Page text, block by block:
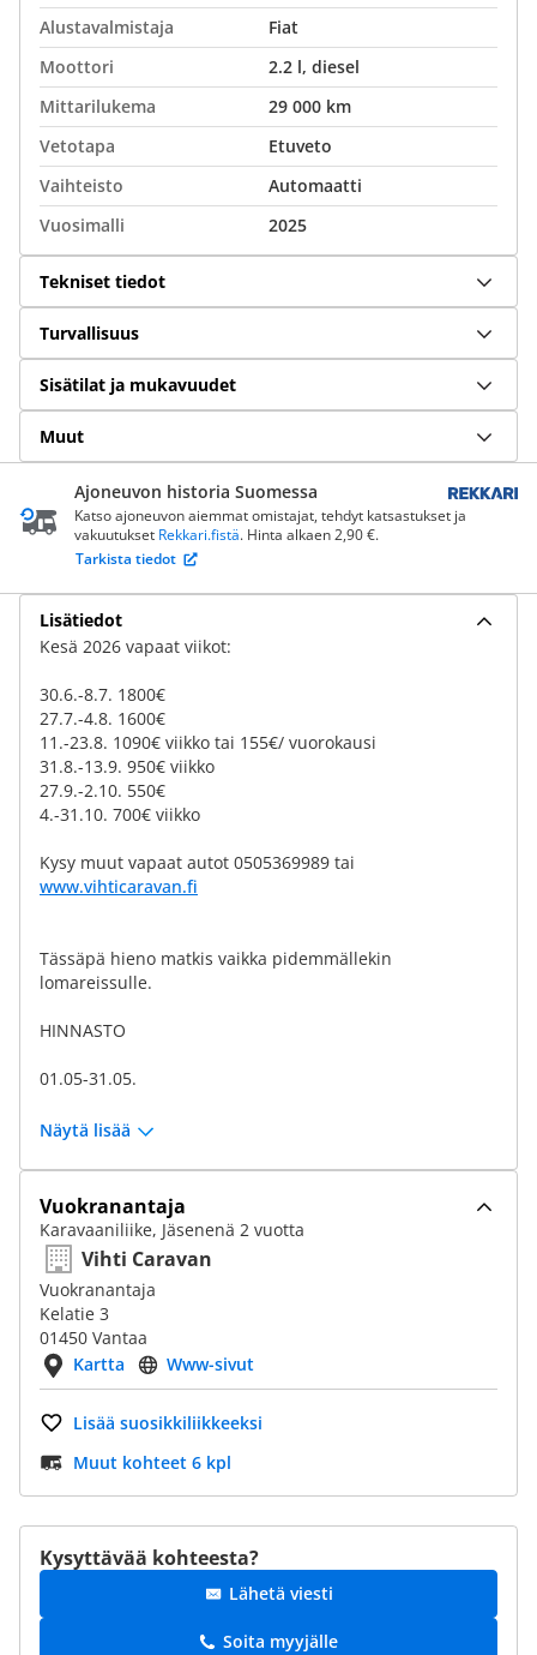
Alustavalmistaja
Fiat
Moottori
2.2 l, diesel
Mittarilukema
29 000 km
Vetotapa
Etuveto
Vaihteisto
Automaatti
Vuosimalli
2025
Tekniset tiedot
Turvallisuus
Sisätilat ja mukavuudet
Muut
Ajoneuvon historia Suomessa
Katso ajoneuvon aiemmat omistajat, tehdyt katsastukset ja
vakuutukset Rekkari.fistä. Hinta alkaen 2,90 €.
Tarkista tiedot
Lisätiedot
Kesä 2026 vapaat viikot:
30.6.-8.7. 1800€
27.7.-4.8. 1600€
11.-23.8. 1090€ viikko tai 155€/ vuorokausi
31.8.-13.9. 950€ viikko
27.9.-2.10. 550€
4.-31.10. 700€ viikko
Kysy muut vapaat autot 0505369989 tai
www.vihticaravan.fi
Tässäpä hieno matkis vaikka pidemmällekin
lomareissulle.
HINNASTO
01.05-31.05.
Näytä lisää
Vuokranantaja
Karavaaniliike, Jäsenenä 2 vuotta
Vihti Caravan
Vuokranantaja
Kelatie 3
01450 Vantaa
Kartta
Www-sivut
Lisää suosikkiliikkeeksi
Muut kohteet 6 kpl
Kysyttävää kohteesta?
Lähetä viesti
Soita myyjälle